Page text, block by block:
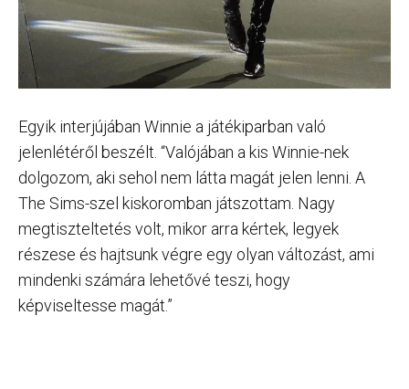
Egyik interjújában Winnie a játékiparban való
jelenlétéről beszélt. “Valójában a kis Winnie-nek
dolgozom, aki sehol nem látta magát jelen lenni. A
The Sims-szel kiskoromban játszottam. Nagy
megtiszteltetés volt, mikor arra kértek, legyek
részese és hajtsunk végre egy olyan változást, ami
mindenki számára lehetővé teszi, hogy
képviseltesse magát.”